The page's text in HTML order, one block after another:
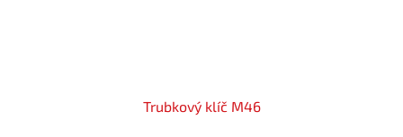
Trubkový klíč M46